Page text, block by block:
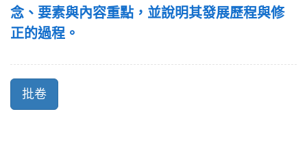
念、要素與內容重點，並說明其發展歷程與修
正的過程。